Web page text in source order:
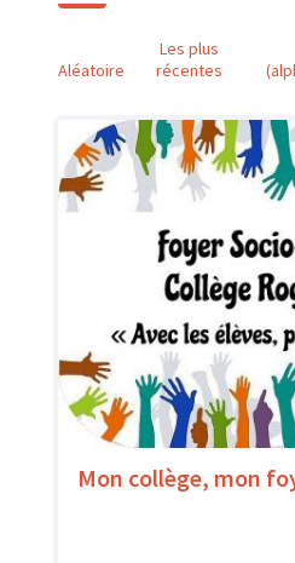
Aléatoire
Les plus
récentes
Mon collège, mon